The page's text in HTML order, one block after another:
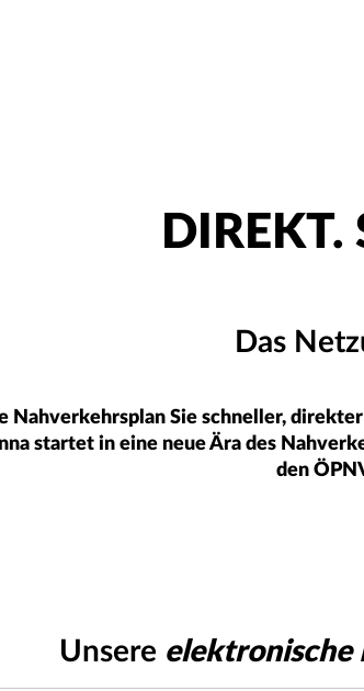
DIREKT.
Das
Nahverkehrsplan Sie schneller,
startet in eine neue Ära des
den
Unsere